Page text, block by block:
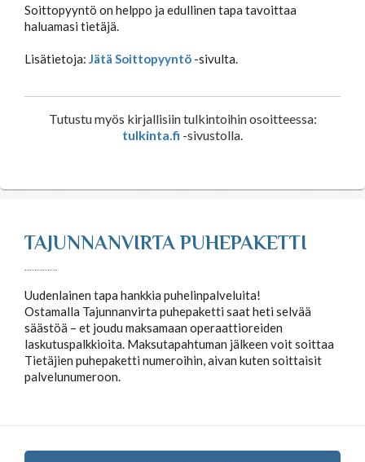
Soittopyyntö on helppo ja edullinen tapa tavoittaa
haluamasi tietäjä.
Lisätietoja: Jätä Soittopyyntö -sivulta.
Tutustu myös kirjallisiin tulkintoihin osoitteessa:
tulkinta.fi -sivustolla.
TAJUNNANVIRTA PUHEPAKETTI
Uudenlainen tapa hankkia puhelinpalveluita!
Ostamalla Tajunnanvirta puhepaketti saat heti selvää
säästöä – et joudu maksamaan operaattioreiden
laskutuspalkkioita. Maksutapahtuman jälkeen voit soittaa
Tietäjien puhepaketti numeroihin, aivan kuten soittaisit
palvelunumeroon.